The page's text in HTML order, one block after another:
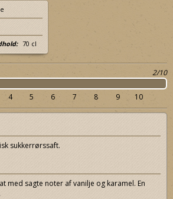
70 cl
2/10
4 5 6 7 8 9 10
sukkerrørssaft.
med sagte noter af vanilje og karamel. En